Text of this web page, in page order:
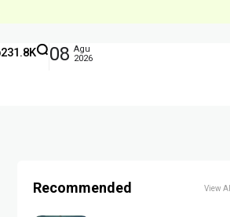
231.8K 08 Agu
2026
Recommended View All